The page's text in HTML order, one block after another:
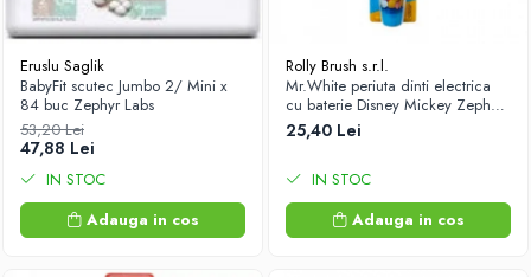
Eruslu Saglik
BabyFit scutec Jumbo 2/ Mini x
84 buc Zephyr Labs
53,20 Lei
47,88 Lei
IN STOC
Adauga in cos
Rolly Brush s.r.l.
Mr.White periuta dinti electrica
cu baterie Disney Mickey Zephyr
Labs
25,40 Lei
IN STOC
Adauga in cos